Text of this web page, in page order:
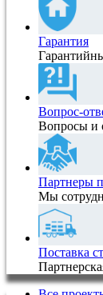
Гарантия
Вопрос-
Вопросы и
Партнеры
Мы
Поставка